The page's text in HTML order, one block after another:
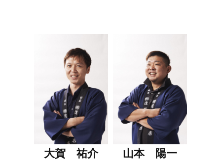
大賀 祐介 山本 陽一